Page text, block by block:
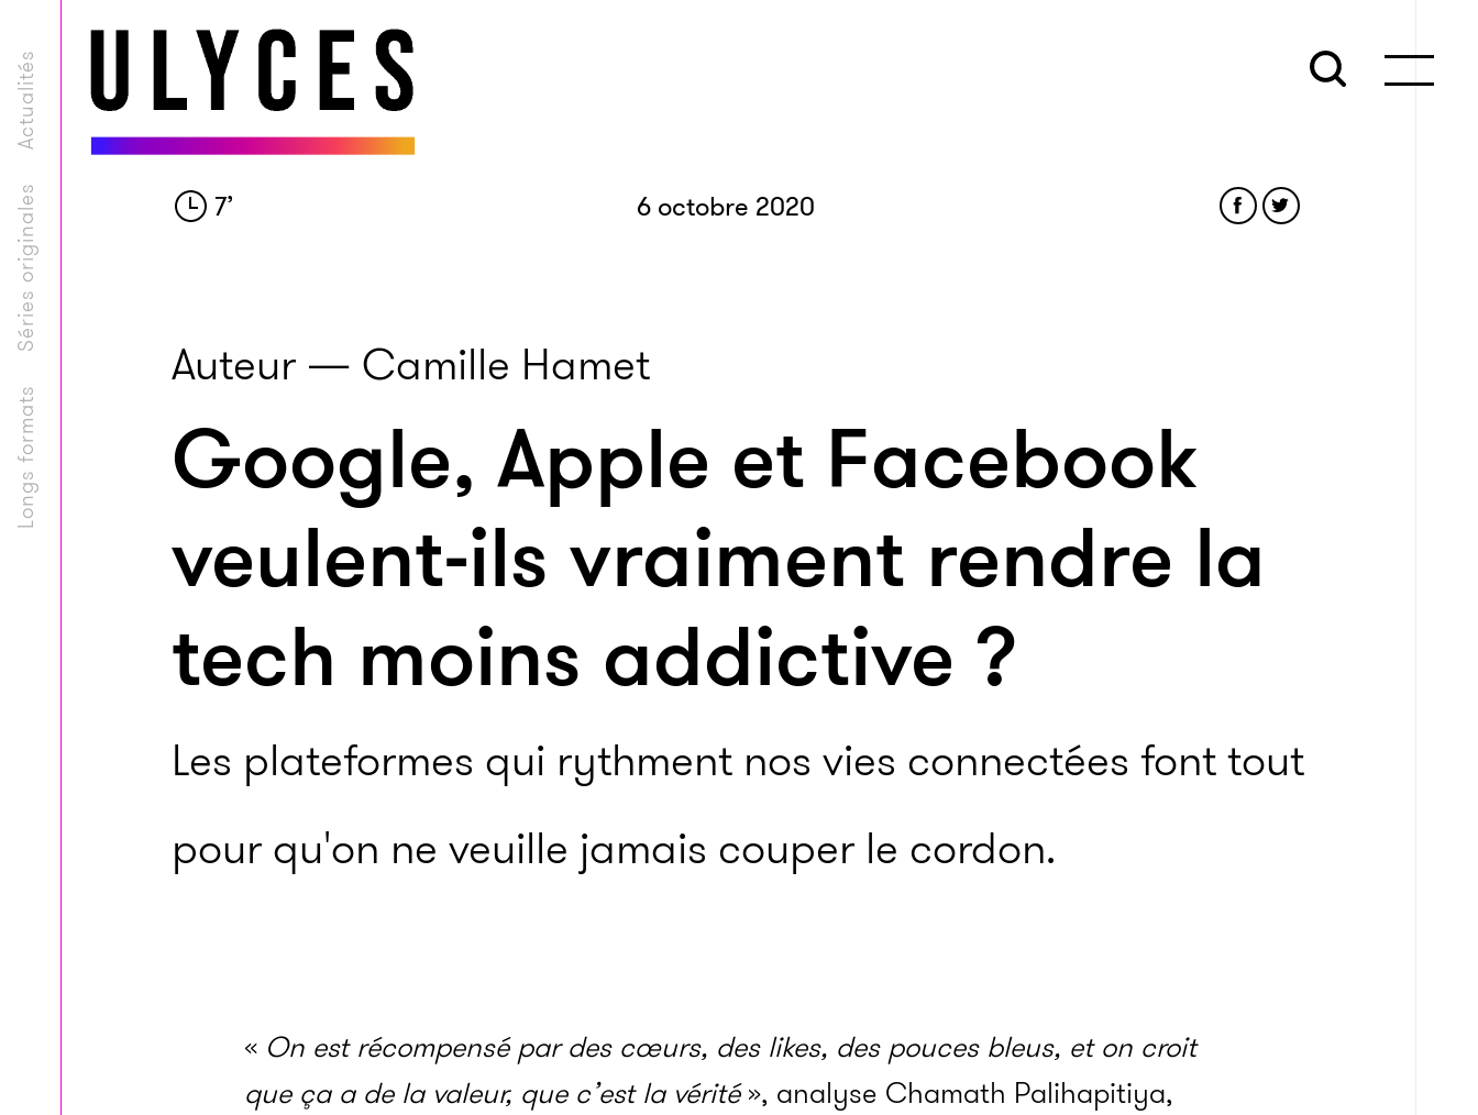
Longs formats
Séries originales
Actualités
7’ 6 octobre 2020
Auteur — Camille Hamet
Google, Apple et Facebook
veulent-ils vraiment rendre la
tech moins addictive ?
Les plateformes qui rythment nos vies connectées font tout
pour qu'on ne veuille jamais couper le cordon.
« On est récompensé par des cœurs, des likes, des pouces bleus, et on croit
que ça a de la valeur, que c’est la vérité», analyse Chamath Palihapitiya,